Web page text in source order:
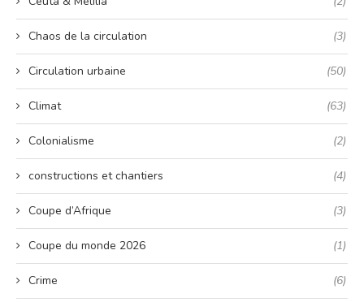
Chaos de la circulation (3)
Circulation urbaine (50)
Climat (63)
Colonialisme (2)
constructions et chantiers (4)
Coupe d’Afrique (3)
Coupe du monde 2026 (1)
Crime (6)